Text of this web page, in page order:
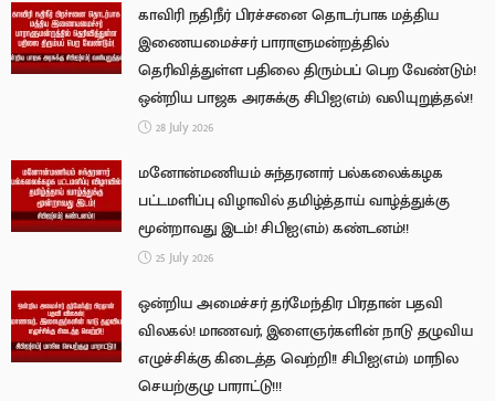
காவிரி நதிநீர் பிரச்சனை தொடர்பாக மத்திய
இணையமைச்சர் பாராளுமன்றத்தில்
தெரிவித்துள்ள பதிலை திரும்பப் பெற வேண்டும்!
ஒன்றிய பாஜக அரசுக்கு சிபிஐ(எம்) வலியுறுத்தல்!!
28 July 2026
மனோன்மணியம் சுந்தரனார் பல்கலைக்கழக
பட்டமளிப்பு விழாவில் தமிழ்த்தாய் வாழ்த்துக்கு
மூன்றாவது இடம்! சிபிஐ(எம்) கண்டனம்!!
25 July 2026
ஒன்றிய அமைச்சர் தர்மேந்திர பிரதான் பதவி
விலகல்! மாணவர், இளைஞர்களின் நாடு தழுவிய
எழுச்சிக்கு கிடைத்த வெற்றி!! சிபிஐ(எம்) மாநில
செயற்குழு பாராட்டு!!!